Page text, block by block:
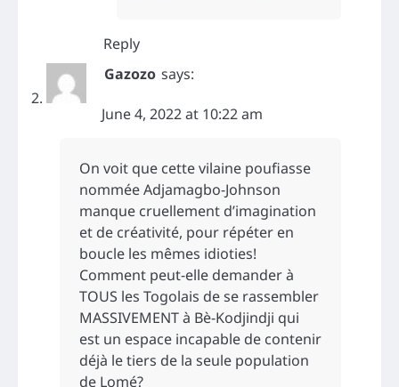
Reply
Gazozo says:
June 4, 2022 at 10:22 am
On voit que cette vilaine poufiasse
nommée Adjamagbo-Johnson
manque cruellement d’imagination
et de créativité, pour répéter en
boucle les mêmes idioties!
Comment peut-elle demander à
TOUS les Togolais de se rassembler
MASSIVEMENT à Bè-Kodjindji qui
est un espace incapable de contenir
déjà le tiers de la seule population
de Lomé?